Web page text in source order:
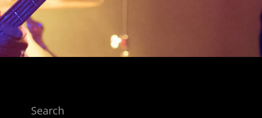
Search